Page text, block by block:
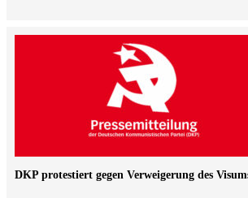
DKP protestiert gegen Verweigerung des